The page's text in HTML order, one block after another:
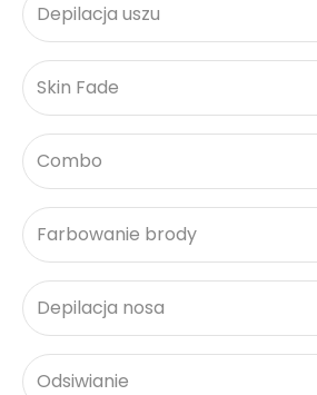
Depilacja uszu
Skin Fade
Combo
Farbowanie brody
Depilacja nosa
Odsiwianie